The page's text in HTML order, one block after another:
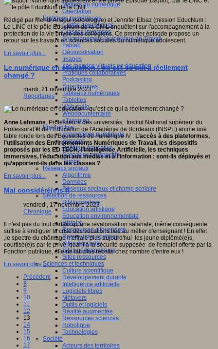
Métiers du numérique
Orientation
Pratiques numériques
Cartes heuristiques
Classes inversées
Environnement Numérique de Travail
Fablab
Géolocalisation
Images
Les mondes virtuels en éducation
Pratiques collaboratives
Podcasting
Smartphones
Tableaux numériques
Tablettes
Web radio
Webdocumentaire
eTwinning
Prospective
Ecosystème numérique
Espaces
Politique éducative
Scénarios prospectifs
Temps
Réseaux sociaux
Algorithme
Données
Réseaux sociaux et champ scolaire
Sélection de ressources
Bibliographies
Education artistique
Education environnementale
Histoire
Ressources citoyenneté
Ressources sciences
Sites éducatifs
Sites pédagogiques
Sites ressources
Sciences et techniques
Culture scientifique
Développement durable
Intelligence artificielle
Logiciels libres
Métavers
Outils et logiciels
Réalité augmentée
Ressources sciences
Robotique
Technologies
Société
Acteurs des territoires
Rédigé par Mehdi Arfaoui (sociologue) et Jennifer Elbaz (mission EducNum :
Le LINC et le pôle EducNum de la CNIL enquêtent sur l'accompagnement à la
protection de la vie privée des collégiens. Ce premier épisode propose un
retour sur les travaux en sciences sociales du numérique adolescent.
En savoir plus...
Le numérique en éducation : qu’est-ce qui a réellement
changé ?
mardi, 21 novembre 2023
Reportages
Anne Lehmans, Professeure des universités, Institut National supérieur du
Professorat et de l’Éducation de l'Académie de Bordeaux (INSPE) anime une
table ronde lors des Boussoles du numérique IV : L’accès à des plateformes,
l’utilisation des Environnements Numériques de Travail, les dispositifs
proposés par les ED TECH, l’Intelligence Artificielle, les techniques
immersives, l’éducation aux médias et à l’information : sont-ils déployés et
qu’apportent-ils dans les classes ?
En savoir plus...
Mal considéré(e)s !!
vendredi, 17 novembre 2023
Chronique
Il n'est pas du tout certain qu'une revalorisation salariale, même conséquente
suffise à endiguer la crise des vocations liée au métier d'enseignant ! En effet
,le spectre du chômage n'effraie plus aujourd'hui les jeune diplômé(e)s,
courtisé(e)s par le privé, quant à la sécurité supposée de l'emploi offerte par la
Fonction publique, elle ne fait plus recette chez nombre d'entre eux !
En savoir plus...
Précédent
8
9
10
11
12
13
14
15
16
17